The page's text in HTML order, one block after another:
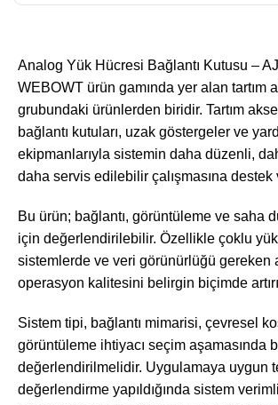
Analog Yük Hücresi Bağlantı Kutusu –
WEBOWT ürün gamında yer alan tartım
grubundaki ürünlerden biridir. Tartım
bağlantı kutuları, uzak göstergeler ve
ekipmanlarıyla sistemin daha düzenli,
daha servis edilebilir çalışmasına destek
Bu ürün; bağlantı, görüntüleme ve saha
için değerlendirilebilir. Özellikle çoklu
sistemlerde ve veri görünürlüğü gereken
operasyon kalitesini belirgin biçimde
Sistem tipi, bağlantı mimarisi, çevresel
görüntüleme ihtiyacı seçim aşamasında
değerlendirilmelidir. Uygulamaya uygun
değerlendirme yapıldığında sistem